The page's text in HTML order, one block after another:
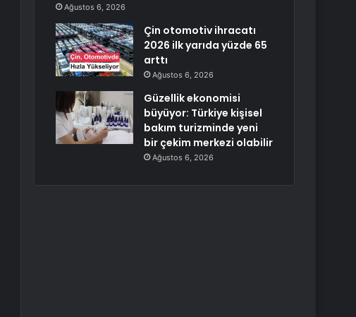
Ağustos 6, 2026
Çin otomotiv ihracatı
2026 ilk yarıda yüzde 65
arttı
Ağustos 6, 2026
Güzellik ekonomisi
büyüyor: Türkiye kişisel
bakım turizminde yeni
bir çekim merkezi olabilir
Ağustos 6, 2026